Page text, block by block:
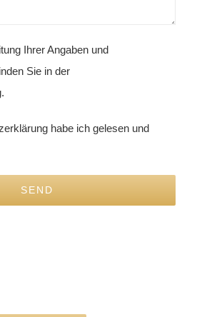
Ihrer Angaben und
Sie in der
habe ich gelesen und